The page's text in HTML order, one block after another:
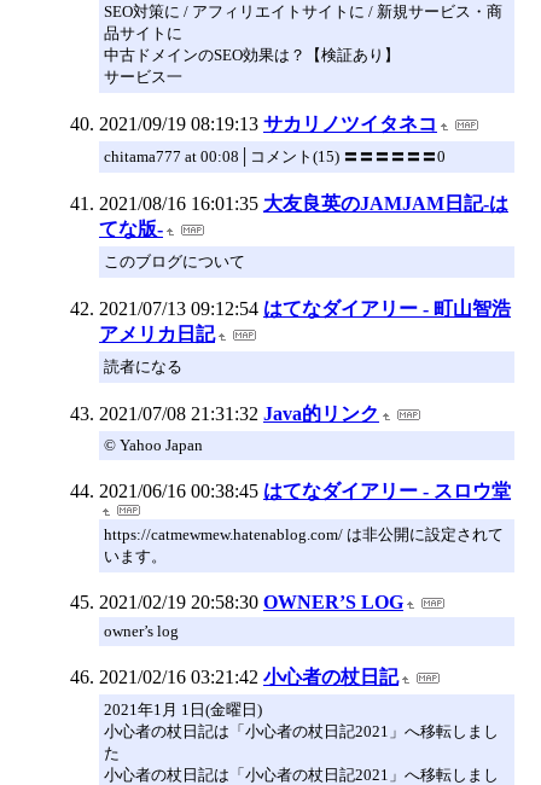
SEO対策に / アフィリエイトサイトに / 新規サービス・商
品サイトに
中古ドメインのSEO効果は？【検証あり】
サービス一
2021/09/19 08:19:13 サカリノツイタネコ
chitama777 at 00:08│コメント(15) 〓〓〓〓〓〓0
2021/08/16 16:01:35 大友良英のJAMJAM日記-は
てな版-
このブログについて
2021/07/13 09:12:54 はてなダイアリー - 町山智浩
アメリカ日記
読者になる
2021/07/08 21:31:32 Java的リンク
© Yahoo Japan
2021/06/16 00:38:45 はてなダイアリー - スロウ堂
https://catmewmew.hatenablog.com/ は非公開に設定されて
います。
2021/02/19 20:58:30 OWNER’S LOG
owner’s log
2021/02/16 03:21:42 小心者の杖日記
2021年1月 1日(金曜日)
小心者の杖日記は「小心者の杖日記2021」へ移転しまし
た
小心者の杖日記は「小心者の杖日記2021」へ移転しまし